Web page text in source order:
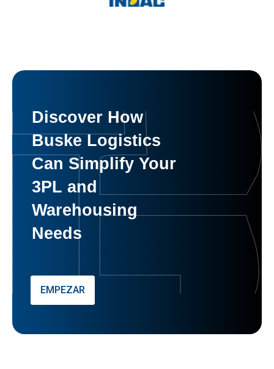
Discover How
Buske Logistics
Can Simplify Your
3PL and
Warehousing
Needs
EMPEZAR